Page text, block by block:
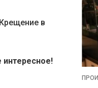
в
интересное!